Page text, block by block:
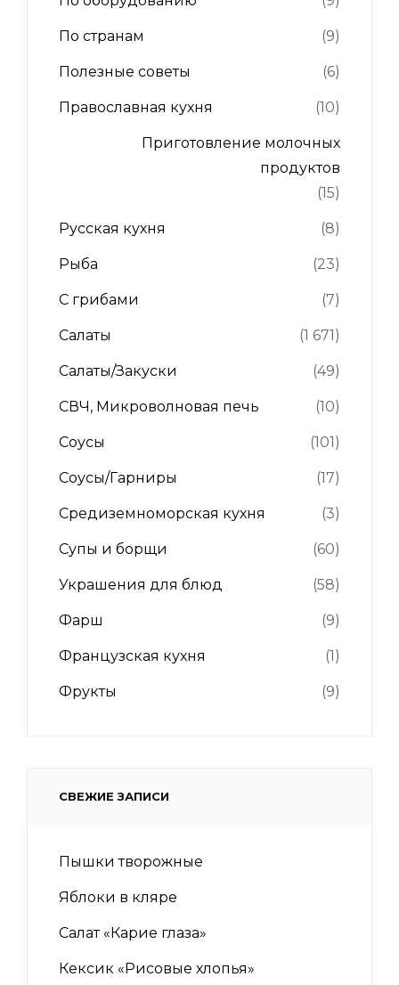
По странам (9)
Полезные советы (6)
Православная кухня (10)
Приготовление молочных
продуктов
(15)
Русская кухня (8)
Рыба (23)
С грибами (7)
Салаты (1 671)
Салаты/Закуски (49)
СВЧ, Микроволновая печь (10)
Соусы (101)
Соусы/Гарниры (17)
Средиземноморская кухня (3)
Супы и борщи (60)
Украшения для блюд (58)
Фарш (9)
Французская кухня (1)
Фрукты (9)
СВЕЖИЕ ЗАПИСИ
Пышки творожные
Яблоки в кляре
Салат «Карие глаза»
Кексик «Рисовые хлопья»